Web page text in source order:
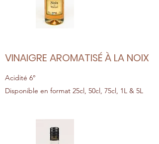
VINAIGRE AROMATISÉ À LA NOIX
Acidité 6°
Disponible en format 25cl, 50cl, 75cl, 1L & 5L